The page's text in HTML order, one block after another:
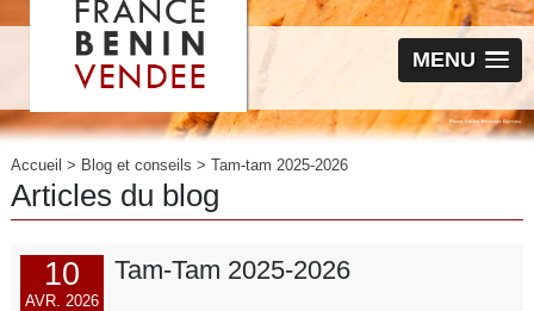
MENU
Accueil > Blog et conseils > Tam-tam 2025-2026
Articles du blog
10
AVR. 2026
Tam-Tam 2025-2026